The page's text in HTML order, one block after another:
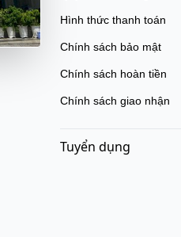
Hình thức thanh toán
Chính sách bảo mật
Chính sách hoàn tiền
Chính sách giao nhận
Tuyển dụng